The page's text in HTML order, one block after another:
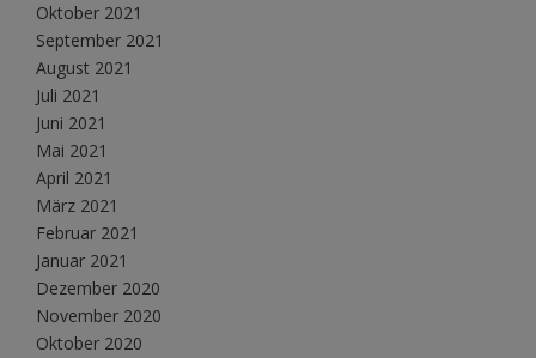
Oktober 2021
September 2021
August 2021
Juli 2021
Juni 2021
Mai 2021
April 2021
März 2021
Februar 2021
Januar 2021
Dezember 2020
November 2020
Oktober 2020